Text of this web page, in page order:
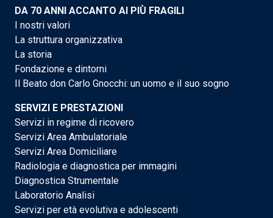
DA 70 ANNI ACCANTO AI PIÙ FRAGILI
I nostri valori
La struttura organizzativa
La storia
Fondazione e dintorni
Il Beato don Carlo Gnocchi: un uomo e il suo sogno
SERVIZI E PRESTAZIONI
Servizi in regime di ricovero
Servizi Area Ambulatoriale
Servizi Area Domiciliare
Radiologia e diagnostica per immagini
Diagnostica Strumentale
Laboratorio Analisi
Servizi per età evolutiva e adolescenti